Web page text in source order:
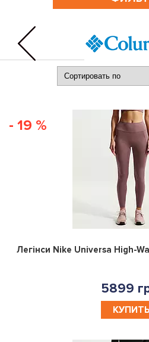
- 19 %
Легінси Nike Universa High-
5899
КУПИТЬ